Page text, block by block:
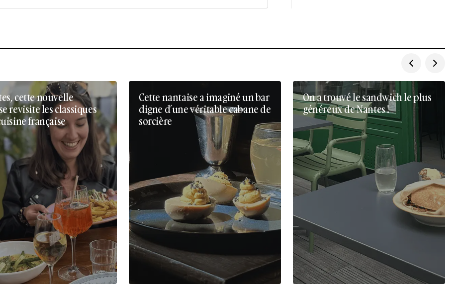
cette nouvelle
revisite les classiques
française
Cette nantaise a imaginé un bar
digne d’une véritable cabane de
sorcière
On a trouvé le sandwich le plus
généreux de Nantes !